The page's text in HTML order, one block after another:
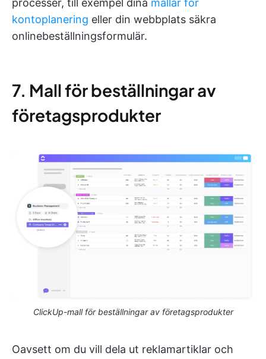
processer, till exempel dina mallar för
kontoplanering eller din webbplats säkra
onlinebeställningsformulär.
7. Mall för beställningar av
företagsprodukter
ClickUp-mall för beställningar av företagsprodukter
Oavsett om du vill dela ut reklamartiklar och